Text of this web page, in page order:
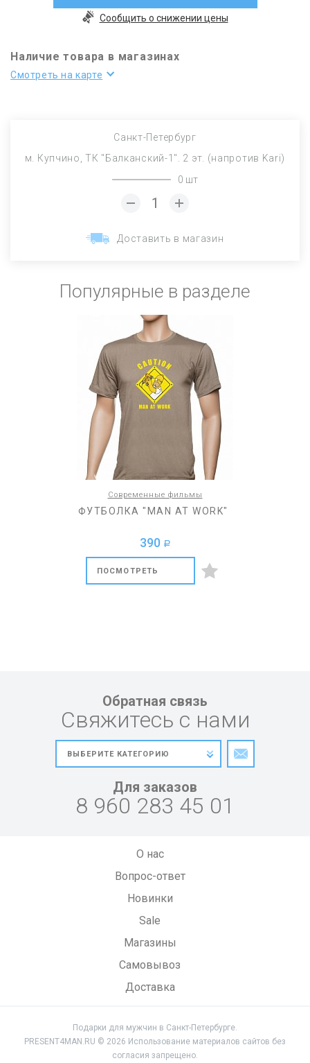
Сообщить о снижении цены
Наличие товара в магазинах
Смотреть на карте
Санкт-Петербург
м. Купчино, ТК "Балканский-1". 2 эт. (напротив Kari)
0 шт
Доставить в магазин
Популярные в разделе
Современные фильмы
ФУТБОЛКА "MAN AT WORK"
390 a
ПОСМОТРЕТЬ
Обратная связь
Свяжитесь с нами
Для заказов
8 960 283 45 01
О нас
Вопрос-ответ
Новинки
Sale
Магазины
Самовывоз
Доставка
Подарки для мужчин в Санкт-Петербурге.
PRESENT4MAN.RU © 2026 Использование материалов сайтов без
согласия запрещено.